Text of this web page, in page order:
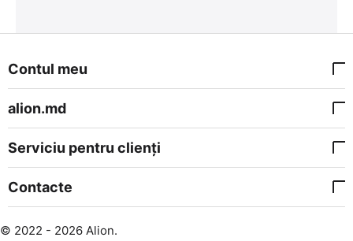
Contul meu
alion.md
Serviciu pentru clienți
Contacte
© 2022 - 2026 Alion.